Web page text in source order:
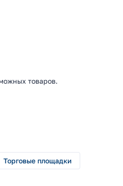
товаров.
Торговые площадки